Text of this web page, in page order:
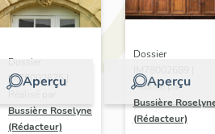
Aperçu
Dossier
IM78002675 |
Bussière Roselyne
(Rédacteur)
Aperçu
Dossier
Réalisé par
Bussière
(Rédacteur)